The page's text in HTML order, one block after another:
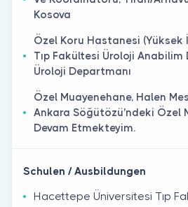
Kosova
Özel Koru Hastanesi̇
Tıp Fakültesi̇ Üroloji̇ Anabi̇li̇m
Üroloji̇ Departmanı
Özel Muayenehane, Halen
Ankara Söğütözü'ndeki̇ Özel
Devam Etmekteyi̇m.
Schulen / Ausbildungen
Hacettepe Üni̇versi̇tesi̇ Tıp